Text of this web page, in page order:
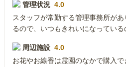
管理状況 4.0
スタッフが常勤する管理事務所が
るので、いつもきれいになっている
周辺施設 4.0
お花やお線香は霊園のなかで購入